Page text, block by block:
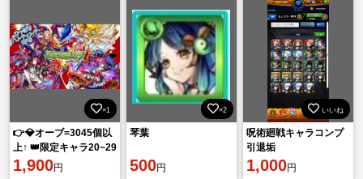
×1
👉💎オーブ=3045個以
上↑ 👑限定キャラ20~29
体 🔰初期アカウント
1,900円
×2
琴葉
500円
いいね
呪術廻戦キャラコンプ
引退垢
1,000円